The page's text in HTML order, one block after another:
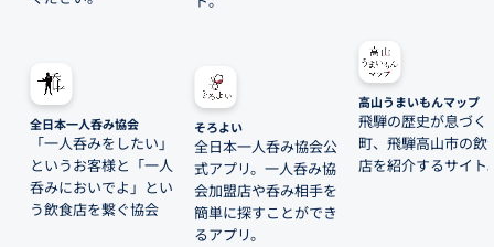
全日本一人呑み協会
「一人呑みをしたい」
というお客様と「一人
呑みにおいでよ」とい
う飲食店を繋ぐ協会
そろよい
全日本一人呑み協会公
式アプリ。一人呑み協
会加盟店や呑み相手を
簡単に探すことができ
るアプリ。
高山うまいもんマップ
飛騨の歴史が息づく
町、飛騨高山市の飲
店を紹介するサイト